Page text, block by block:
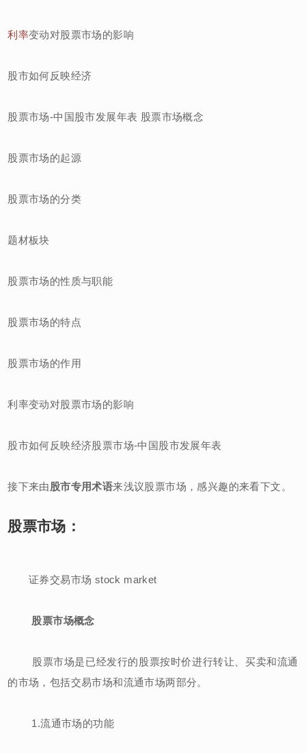
利率变动对股票市场的影响
股市如何反映经济
股票市场-中国股市发展年表 股票市场概念
股票市场的起源
股票市场的分类
题材板块
股票市场的性质与职能
股票市场的特点
股票市场的作用
利率变动对股票市场的影响
股市如何反映经济股票市场-中国股市发展年表
接下来由股市专用术语来浅议股票市场，感兴趣的来看下文。
股票市场：
证券交易市场 stock market
股票市场概念
股票市场是已经发行的股票按时价进行转让、买卖和流通
的市场，包括交易市场和流通市场两部分。
1.流通市场的功能